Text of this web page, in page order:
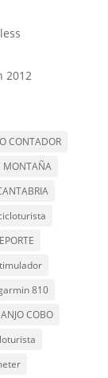
2012
CONTADOR
MONTAÑA
810
COBO